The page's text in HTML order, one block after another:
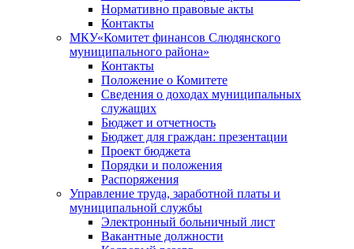
Нормативно правовые акты
Контакты
МКУ«Комитет финансов Слюдянского
муниципального района»
Контакты
Положение о Комитете
Сведения о доходах муниципальных
служащих
Бюджет и отчетность
Бюджет для граждан: презентации
Проект бюджета
Порядки и положения
Распоряжения
Управление труда, заработной платы и
муниципальной службы
Электронный больничный лист
Вакантные должности